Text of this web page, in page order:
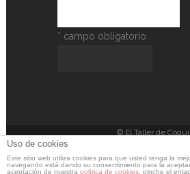
* campo obligatorio
© El Taller de Coqui
Web realizada porPablo
Uso de cookies
Este sitio web utiliza cookies para que usted tenga la
navegando está dando su consentimiento para la
aceptación de nuestra política de cookies , pinche el